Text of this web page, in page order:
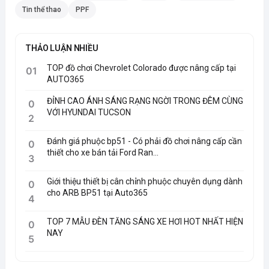
Tin thể thao PPF
THẢO LUẬN NHIỀU
01
TOP đồ chơi Chevrolet Colorado được nâng cấp tại
AUTO365
0
2
ĐỈNH CAO ÁNH SÁNG RẠNG NGỜI TRONG ĐÊM CÙNG
VỚI HYUNDAI TUCSON
0
3
Đánh giá phuộc bp51 - Có phải đồ chơi nâng cấp cần
thiết cho xe bán tải Ford Ran...
0
4
Giới thiệu thiết bị cân chỉnh phuộc chuyên dụng dành
cho ARB BP51 tại Auto365
0
5
TOP 7 MẪU ĐÈN TĂNG SÁNG XE HƠI HOT NHẤT HIỆN
NAY